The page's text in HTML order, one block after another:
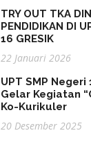
TRY OUT TKA
PENDIDIKAN DI
16 GRESIK
22 Januari 2026
UPT SMP Negeri
Gelar Kegiatan
Ko-Kurikuler
20 Desember 2025